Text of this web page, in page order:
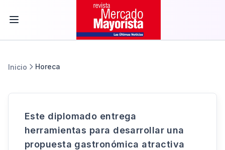
Inicio Horeca
Este diplomado entrega
herramientas para desarrollar una
propuesta gastronómica atractiva